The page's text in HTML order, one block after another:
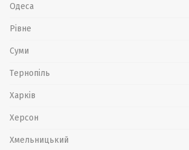
Одеса
Рівне
Суми
Тернопіль
Харків
Херсон
Хмельницький